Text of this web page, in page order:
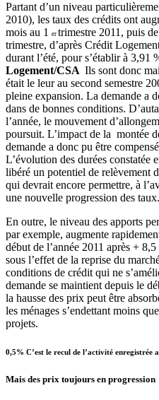
Partant d’un niveau
2010), les taux des crédits ont
mois au 1
er trimestre 2011, puis
trimestre, d’après Crédit
durant l’été, pour s’établir à 3,91
Logement/CSA Ils sont donc
était le leur au second semestre
pleine expansion. La demande a
dans de bonnes conditions.
l’année, le mouvement
poursuit. L’impact de la montée
demande a donc pu être
L’évolution des durées constatée
libéré un potentiel de relèvement
qui devrait encore permettre, à
une nouvelle progression des taux.
En outre, le niveau des apports
par exemple, augmente
début de l’année 2011 après +
sous l’effet de la reprise du
conditions de crédit qui ne
demande se maintient depuis le
la hausse des prix peut être
les ménages s’endettant moins
projets.
0,5% C’est le recul de l’activité enregistrée
Mais des prix toujours en progression